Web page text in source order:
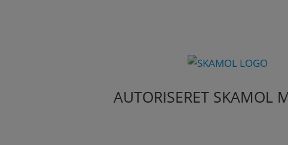
AUTORISERET SKAMOL